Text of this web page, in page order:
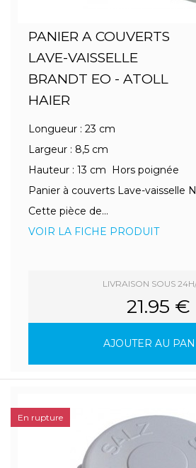
PANIER A COUVERTS
LAVE-VAISSELLE
BRANDT EO - ATOLL
HAIER
Longueur : 23 cm
Largeur : 8,5 cm
Hauteur : 13 cm Hors poignée
Panier à couverts Lave-vaisselle
Cette pièce de...
VOIR LA FICHE PRODUIT
LIVRAISON SOUS
21.95 €
AJOUTER AU
En rupture